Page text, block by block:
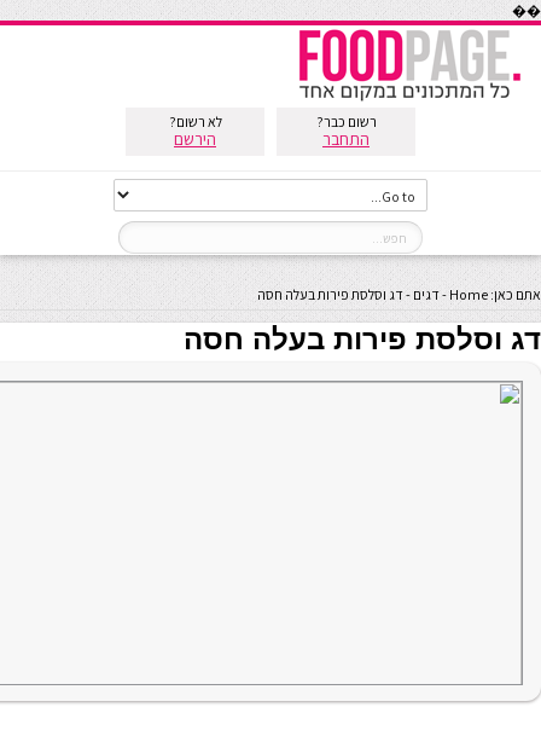
��
רשום כבר?
התחבר
לא רשום?
הירשם
אתם כאן: Home
-דגים -דג וסלסת פירות בעלה חסה
דג וסלסת פירות בעלה חסה